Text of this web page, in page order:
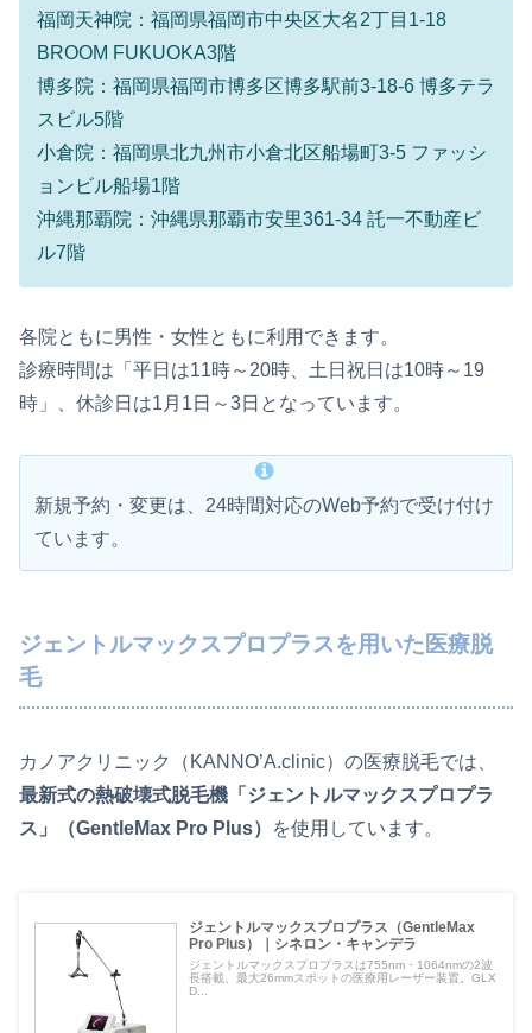
福岡天神院：福岡県福岡市中央区大名2丁目1-18
BROOM FUKUOKA3階
博多院：福岡県福岡市博多区博多駅前3-18-6 博多テラ
スビル5階
小倉院：福岡県北九州市小倉北区船場町3-5 ファッシ
ョンビル船場1階
沖縄那覇院：沖縄県那覇市安里361-34 託一不動産ビ
ル7階
各院ともに男性・女性ともに利用できます。
診療時間は「平日は11時～20時、土日祝日は10時～19
時」、休診日は1月1日～3日となっています。
新規予約・変更は、24時間対応のWeb予約で受け付け
ています。
ジェントルマックスプロプラスを用いた医療脱
毛
カノアクリニック（KANNO’A.clinic）の医療脱毛では、
最新式の熱破壊式脱毛機「ジェントルマックスプロプラ
ス」（GentleMax Pro Plus）
を使用しています。
ジェントルマックスプロプラス（GentleMax
Pro Plus）｜シネロン・キャンデラ
ジェントルマックスプロプラスは755nm・1064nmの2波
長搭載、最大26mmスポットの医療用レーザー装置。GLX
D...